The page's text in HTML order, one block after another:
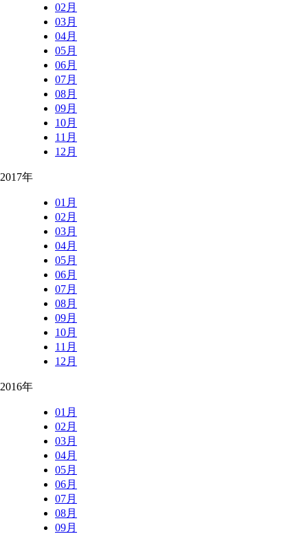
02月
03月
04月
05月
06月
07月
08月
09月
10月
11月
12月
2017年
01月
02月
03月
04月
05月
06月
07月
08月
09月
10月
11月
12月
2016年
01月
02月
03月
04月
05月
06月
07月
08月
09月